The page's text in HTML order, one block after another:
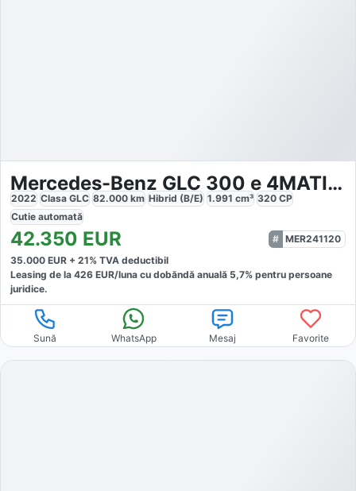
Mercedes-Benz GLC 300 e 4MATIC AMG
2022 Clasa GLC 82.000 km Hibrid (B/E) 1.991 cm³ 320 CP
Cutie automată
42.350 EUR
MER241120
35.000 EUR + 21% TVA deductibil
Leasing de la 426 EUR/luna cu dobăndă anuală 5,7% pentru persoane
juridice.
Sună WhatsApp Mesaj Favorite